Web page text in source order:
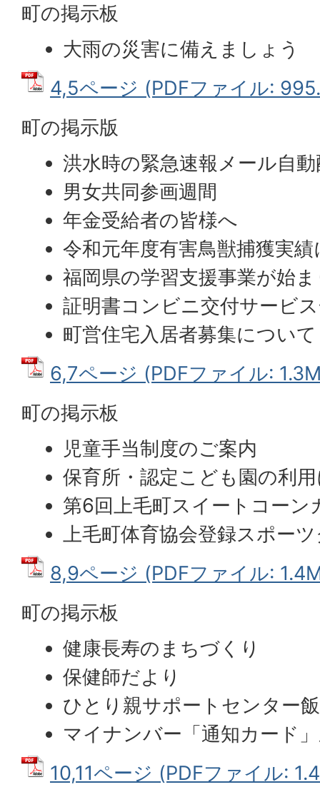
町の掲示板
大雨の災害に備えましょう
4,5ページ (PDFファイル:
町の掲示版
洪水時の緊急速報メール自
男女共同参画週間
年金受給者の皆様へ
令和元年度有害鳥獣捕獲実
福岡県の学習支援事業が始
証明書コンビニ交付サービ
町営住宅入居者募集について
6,7ページ (PDFファイル:
町の掲示板
児童手当制度のご案内
保育所・認定こども園の利
第6回上毛町スイートコーン
上毛町体育協会登録スポー
8,9ページ (PDFファイル:
町の掲示板
健康長寿のまちづくり
保健師だより
ひとり親サポートセンター
マイナンバー「通知カード
10,11ページ (PDFファイル: